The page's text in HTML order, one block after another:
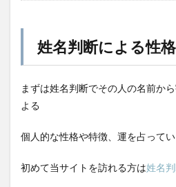
姓名判断による性
まずは姓名判断でその人の名前か
よる
個人的な性格や特徴、運を占ってい
初めて当サイトを訪れる方は姓名